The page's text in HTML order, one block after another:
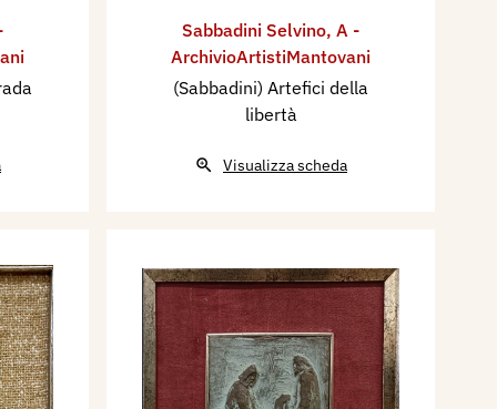
Sabbadini Selvino, A -
ArchivioArtistiMantovani
(Sabbadini) Artefici della
libertà
Visualizza scheda